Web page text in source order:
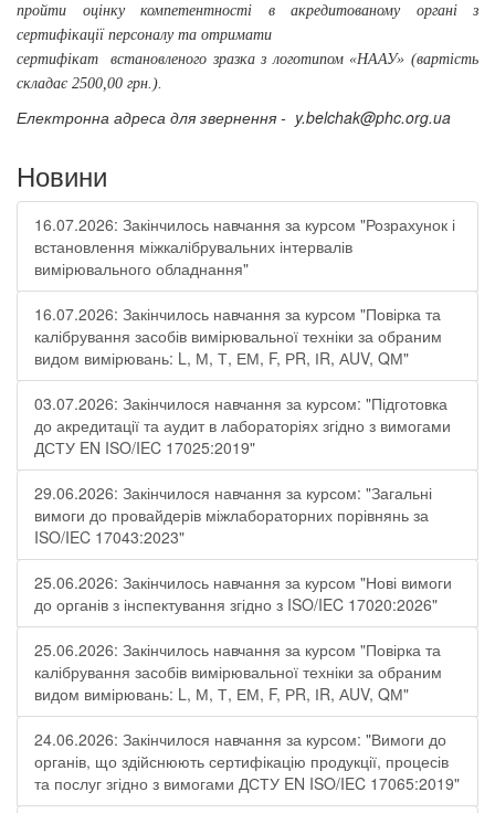
пройти оцінку компетентності в акредитованому органі з
сертифікації персоналу та отримати
сертифікат
встановленого зразка з логотипом «НААУ» (вартість
складає 2500,00 грн.).
Електронна адреса для звернення - y.belchak@phc.org.ua
Новини
16.07.2026: Закінчилось навчання за курсом "Розрахунок і
встановлення міжкалібрувальних інтервалів
вимірювального обладнання"
16.07.2026: Закінчилось навчання за курсом "Повірка та
калібрування засобів вимірювальної техніки за обраним
видом вимірювань: L, М, Т, ЕМ, F, РR, ІR, АUV, QМ"
03.07.2026: Закінчилося навчання за курсом: "Підготовка
до акредитації та аудит в лабораторіях згідно з вимогами
ДСТУ EN ISO/IEC 17025:2019"
29.06.2026: Закінчилося навчання за курсом: "Загальні
вимоги до провайдерів міжлабораторних порівнянь за
ISO/IEC 17043:2023"
25.06.2026: Закінчилось навчання за курсом "Нові вимоги
до органів з інспектування згідно з ISO/IEC 17020:2026"
25.06.2026: Закінчилось навчання за курсом "Повірка та
калібрування засобів вимірювальної техніки за обраним
видом вимірювань: L, М, Т, ЕМ, F, РR, ІR, АUV, QМ"
24.06.2026: Закінчилося навчання за курсом: "Вимоги до
органів, що здійснюють сертифікацію продукції, процесів
та послуг згідно з вимогами ДСТУ EN ISO/IEC 17065:2019"